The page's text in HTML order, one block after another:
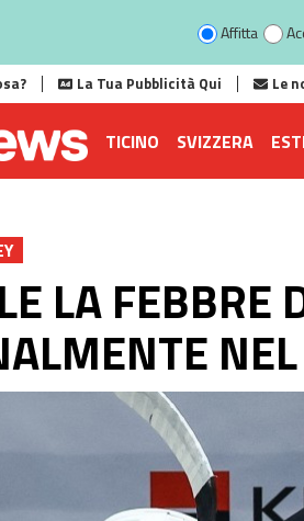
Affitta
La Tua Pubblicità Qui Le
TICINO SVIZZERA
LA FEBBRE